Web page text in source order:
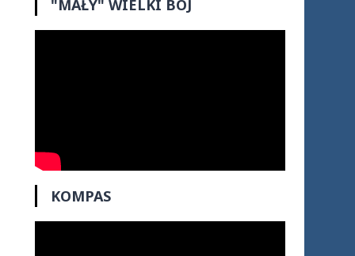
"MAŁY" WIELKI BÓJ
KOMPAS